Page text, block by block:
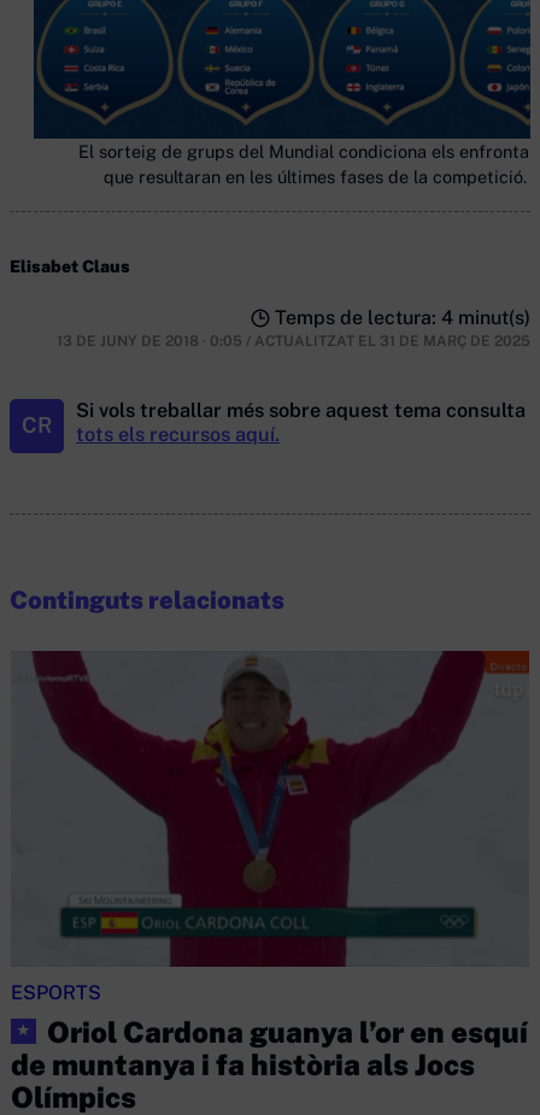
El sorteig de grups del Mundial condiciona els
que resultaran en les últimes fases de la competició.
Elisabet Claus
Temps de lectura: 4 minut(s)
13 DE JUNY DE 2018 · 0:05 / ACTUALITZAT EL 31 DE MARÇ DE 2025
CR
Si vols treballar més sobre aquest tema consulta
tots els recursos aquí.
Continguts relacionats
ESPORTS
★
Oriol Cardona guanya l’or en esquí
de muntanya i fa història als Jocs
Olímpics